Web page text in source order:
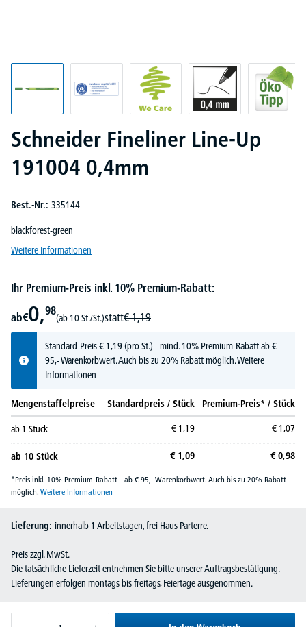
Schneider Fineliner Line-Up
191004 0,4mm
Best.-Nr.: 335144
blackforest-green
Weitere Informationen
Ihr Premium-Preis inkl. 10% Premium-Rabatt:
ab€0,98
(ab 10 St./St.)statt€ 1,19
Standard-Preis€ 1,19(pro St.) - mind. 10% Premium-Rabatt ab €
95,- Warenkorbwert. Auch bis zu 20% Rabatt möglich.Weitere
Informationen
Mengenstaffelpreise Standardpreis / Stück Premium-Preis* / Stück
ab 1 Stück € 1,19 € 1,07
ab 10 Stück € 1,09 € 0,98
*Preis inkl. 10% Premium-Rabatt - ab € 95,- Warenkorbwert. Auch bis zu 20% Rabatt
möglich. Weitere Informationen
Lieferung: innerhalb 1 Arbeitstagen, frei Haus Parterre.
Preis zzgl. MwSt.
Die tatsächliche Lieferzeit entnehmen Sie bitte unserer Auftragsbestätigung.
Lieferungen erfolgen montags bis freitags, Feiertage ausgenommen.